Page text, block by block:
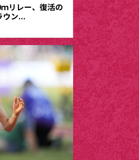
リレー、復活の
ウン...